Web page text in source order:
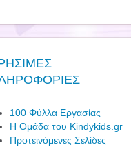
100 Φύλλα Εργασίας
Η Ομάδα του Kindykids.gr
Προτεινόμενες Σελίδες